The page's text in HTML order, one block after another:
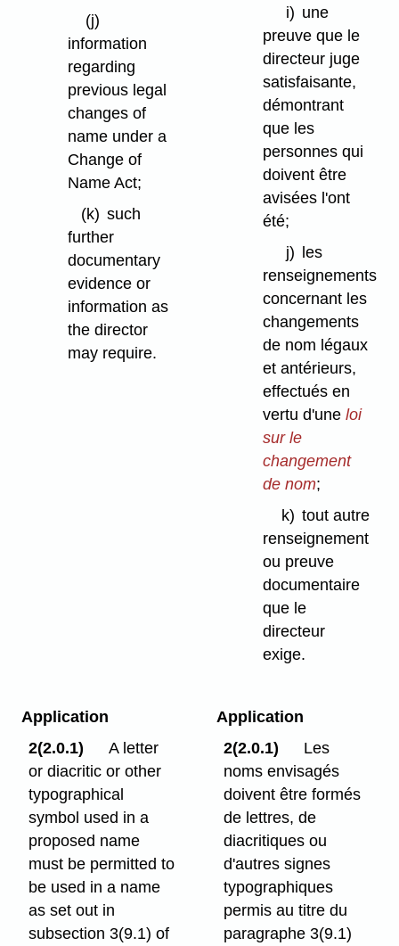
(j)
information
regarding
previous legal
changes of
name under a
Change of
Name Act;
(k) such
further
documentary
evidence or
information as
the director
may require.
i) une
preuve que le
directeur juge
satisfaisante,
démontrant
que les
personnes qui
doivent être
avisées l'ont
été;
j)
les
renseignements
concernant les
changements
de nom légaux
et antérieurs,
effectués en
vertu d'uneloi
sur le
changement
de nom;
k) tout autre
renseignement
ou preuve
documentaire
que le
directeur
exige.
Application
2(2.0.1)
A letter
or diacritic or other
typographical
symbol used in a
proposed name
must be permitted to
be used in a name
as set out in
subsection 3(9.1) of
Application
2(2.0.1)
Les
noms envisagés
doivent être formés
de lettres, de
diacritiques ou
d'autres signes
typographiques
permis au titre du
paragraphe 3(9.1)